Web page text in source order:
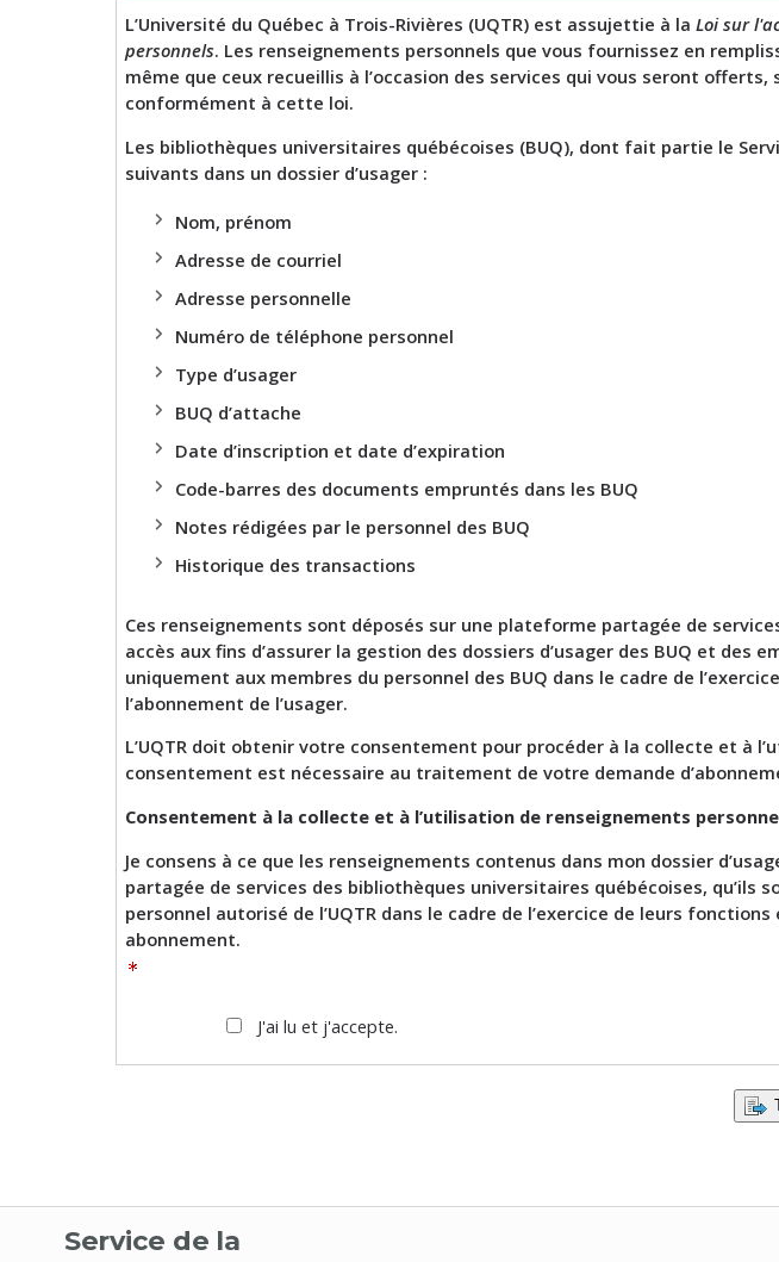
L’Université du Québec à Trois-Rivières (UQTR) est assujettie à la Loi sur
personnels. Les renseignements personnels que vous fournissez en
même que ceux recueillis à l’occasion des services qui vous seront
conformément à cette loi.
Les bibliothèques universitaires québécoises (BUQ), dont fait partie le
suivants dans un dossier d’usager :
Nom, prénom
Adresse de courriel
Adresse personnelle
Numéro de téléphone personnel
Type d’usager
BUQ d’attache
Date d’inscription et date d’expiration
Code-barres des documents empruntés dans les BUQ
Notes rédigées par le personnel des BUQ
Historique des transactions
Ces renseignements sont déposés sur une plateforme partagée de
accès aux fins d’assurer la gestion des dossiers d’usager des BUQ et
uniquement aux membres du personnel des BUQ dans le cadre de
l’abonnement de l’usager.
L’UQTR doit obtenir votre consentement pour procéder à la collecte et à
consentement est nécessaire au traitement de votre demande
Consentement à la collecte et à l’utilisation de renseignements
Je consens à ce que les renseignements contenus dans mon dossier
partagée de services des bibliothèques universitaires québécoises,
personnel autorisé de l’UQTR dans le cadre de l’exercice de leurs
abonnement.
J'ai lu et j'accepte.
Service de la